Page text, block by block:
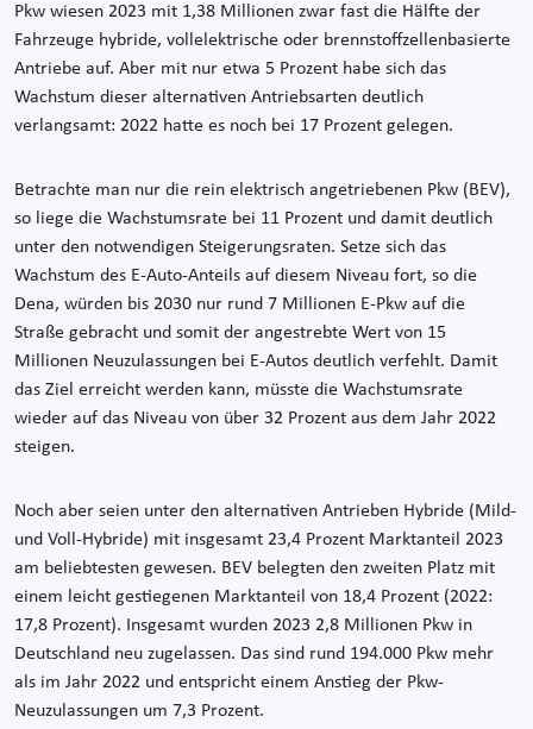
Pkw wiesen 2023 mit 1,38 Millionen zwar fast die Hälfte der
Fahrzeuge hybride, vollelektrische oder brennstoffzellenbasierte
Antriebe auf. Aber mit nur etwa 5 Prozent habe sich das
Wachstum dieser alternativen Antriebsarten deutlich
verlangsamt: 2022 hatte es noch bei 17 Prozent gelegen.
Betrachte man nur die rein elektrisch angetriebenen Pkw (BEV),
so liege die Wachstumsrate bei 11 Prozent und damit deutlich
unter den notwendigen Steigerungsraten. Setze sich das
Wachstum des E-Auto-Anteils auf diesem Niveau fort, so die
Dena, würden bis 2030 nur rund 7 Millionen E-Pkw auf die
Straße gebracht und somit der angestrebte Wert von 15
Millionen Neuzulassungen bei E-Autos deutlich verfehlt. Damit
das Ziel erreicht werden kann, müsste die Wachstumsrate
wieder auf das Niveau von über 32 Prozent aus dem Jahr 2022
steigen.
Noch aber seien unter den alternativen Antrieben Hybride (Mild-
und Voll-Hybride) mit insgesamt 23,4 Prozent Marktanteil 2023
am beliebtesten gewesen. BEV belegten den zweiten Platz mit
einem leicht gestiegenen Marktanteil von 18,4 Prozent (2022:
17,8 Prozent). Insgesamt wurden 2023 2,8 Millionen Pkw in
Deutschland neu zugelassen. Das sind rund 194.000 Pkw mehr
als im Jahr 2022 und entspricht einem Anstieg der Pkw-
Neuzulassungen um 7,3 Prozent.